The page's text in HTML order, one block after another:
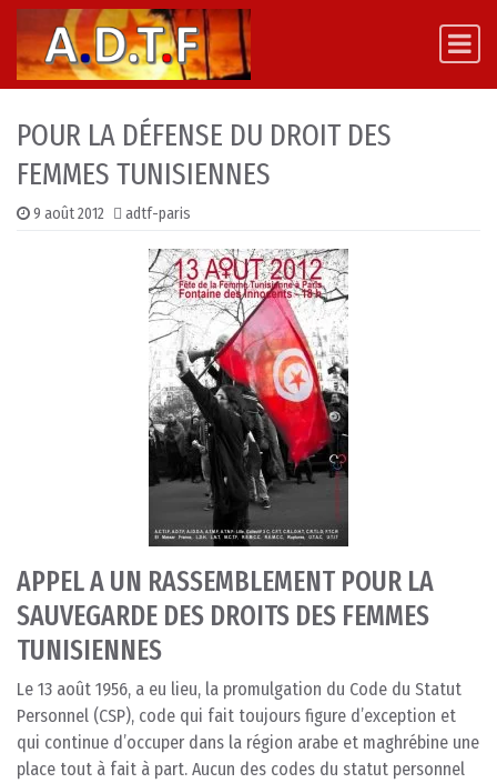
Skip to content
Main Navigation
POUR LA DÉFENSE DU DROIT DES
FEMMES TUNISIENNES
9 août 2012 adtf-paris
APPEL A UN RASSEMBLEMENT POUR LA
SAUVEGARDE DES DROITS DES FEMMES
TUNISIENNES
Le 13 août 1956, a eu lieu, la promulgation du Code du Statut
Personnel (CSP), code qui fait toujours figure d’exception et
qui continue d’occuper dans la région arabe et maghrébine une
place tout à fait à part. Aucun des codes du statut personnel